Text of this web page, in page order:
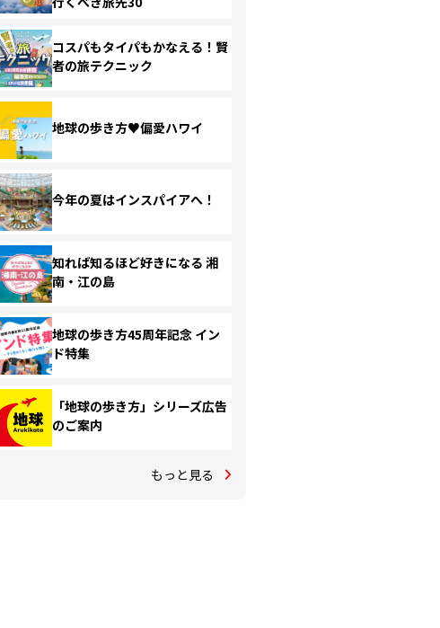
コスパもタイパもかなえる！賢
者の旅テクニック
地球の歩き方♥偏愛ハワイ
今年の夏はインスパイアへ！
知れば知るほど好きになる 湘
南・江の島
地球の歩き方45周年記念 イン
ド特集
「地球の歩き方」シリーズ広告
のご案内
もっと見る